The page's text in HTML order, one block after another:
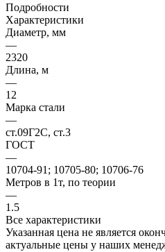
Подробности
Характеристики
Диаметр, мм
—
2320
Длина, м
—
12
Марка стали
—
ст.09Г2С, ст.3
ГОСТ
—
10704-91; 10705-80; 10706-76
Метров в 1т, по теории
—
1.5
Все характеристики
Указанная цена не является
актуальные цены у наших